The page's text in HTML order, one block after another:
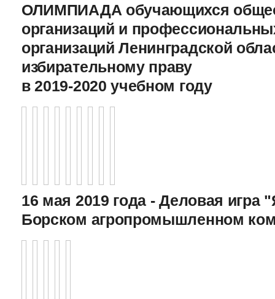
ОЛИМПИАДА обучающихся
организаций и
организаций Ленинградской
избирательному праву
в 2019-2020 учебном году
16 мая 2019 года - Деловая игра
Борском агропромышленном